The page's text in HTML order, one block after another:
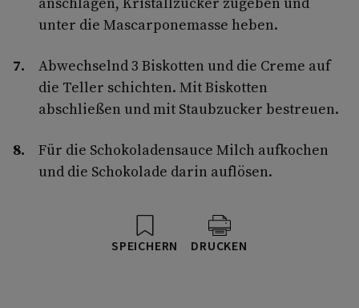
unter die Mascarponemasse heben.
Abwechselnd 3 Biskotten und die Creme auf
die Teller schichten. Mit Biskotten
abschließen und mit Staubzucker bestreuen.
Für die Schokoladensauce Milch aufkochen
und die Schokolade darin auflösen.
SPEICHERN DRUCKEN